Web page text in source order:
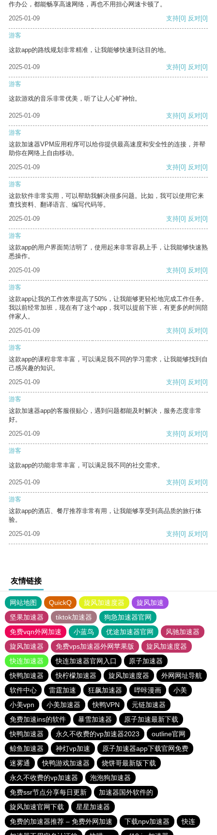
作办公，都能畅享高速网络，再也不用担心网速卡顿了。
2025-01-09
支持[0] 反对[0]
游客
这款app的路线规划非常精准，让我能够快速到达目的地。
2025-01-09 支持[0] 反对[0]
游客
这款游戏的音乐非常优美，听了让人心旷神怡。
2025-01-09 支持[0] 反对[0]
游客
这款加速器VPM应用程序可以给你提供最高速度和安全性的连接，并帮
助你在网络上自由移动。
2025-01-09
支持[0] 反对[0]
游客
这款软件非常实用，可以帮助我解决很多问题。比如，我可以使用它来
查找资料、翻译语言、编写代码等。
2025-01-09
支持[0] 反对[0]
游客
这款app的用户界面简洁明了，使用起来非常容易上手，让我能够快速熟
悉操作。
2025-01-09
支持[0] 反对[0]
游客
这款app让我的工作效率提高了50%，让我能够更轻松地完成工作任务。
我以前经常加班，现在有了这个app，我可以提前下班，有更多的时间陪
伴家人。
2025-01-09
支持[0] 反对[0]
游客
这款app的课程非常丰富，可以满足我不同的学习需求，让我能够找到自
己感兴趣的知识。
2025-01-09
支持[0] 反对[0]
游客
这款加速器app的客服很贴心，遇到问题都能及时解决，服务态度非常
好。
2025-01-09
支持[0] 反对[0]
游客
这款app的功能非常丰富，可以满足我不同的社交需求。
2025-01-09 支持[0] 反对[0]
游客
这款app的酒店、餐厅推荐非常有用，让我能够享受到高品质的旅行体
验。
2025-01-09
支持[0] 反对[0]
友情链接
网站地图 QuickQ 旋风加速度器
旋风加速
坚果加速器
tiktok加速器
狗急加速器官网
免费vqn外网加速
小蓝鸟 优途加速器官网
风驰加速器
旋风加速器
免费vps加速器外网苹果版
旋风加速度器
快连加速器
快连加速器官网入口
原子加速器
快鸭加速器
快柠檬加速器 旋风加速度器
外网网址导航
软件中心
雷霆加速 狂飙加速器 哔咔漫画
小美
小美vpn
小美加速器 快鸭VPN
元链加速器
免费加速ins的软件
暴雪加速器
原子加速最新下载
快鸭加速器
永久不收费的vp加速器2023
outline官网
鲸鱼加速器
神灯vp加速
原子加速器app下载官网免费
迷雾通
快鸭游戏加速器
烧饼哥最新版下载
永久不收费的vp加速器
泡泡狗加速器
免费ssr节点分享每日更新
加速器国外软件的
旋风加速官网下载
星星加速器
免费的加速器推荐 – 免费外网加速
下载npv加速器
快连